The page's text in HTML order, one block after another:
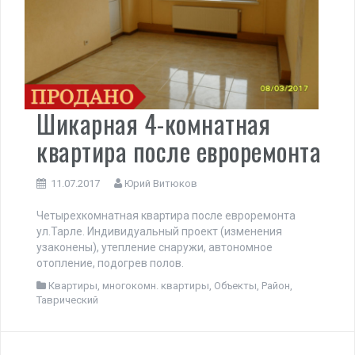
Шикарная 4-комнатная
квартира после евроремонта
11.07.2017 Юрий Витюков
Четырехкомнатная квартира после евроремонта
ул.Тарле. Индивидуальный проект (изменения
узаконены), утепление снаружи, автономное
отопление, подогрев полов.
Квартиры многокомн. квартиры Объекты Район
Таврический